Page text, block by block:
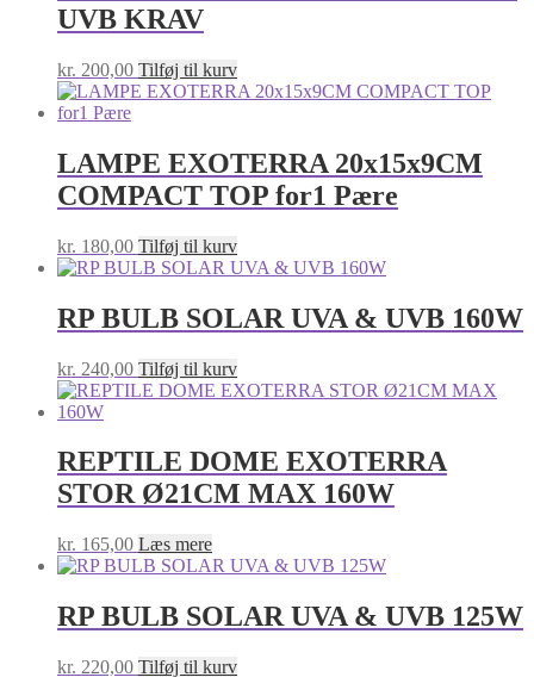
UVB KRAV
kr. 200,00 Tilføj til kurv
LAMPE EXOTERRA 20x15x9CM
COMPACT TOP for1 Pære
kr. 180,00 Tilføj til kurv
RP BULB SOLAR UVA & UVB 160W
kr. 240,00 Tilføj til kurv
REPTILE DOME EXOTERRA
STOR Ø21CM MAX 160W
kr. 165,00 Læs mere
RP BULB SOLAR UVA & UVB 125W
kr. 220,00 Tilføj til kurv